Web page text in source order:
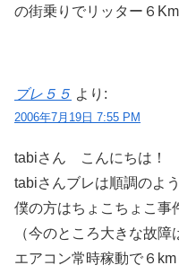
の街乗りでリッター６Km
ブレ５５ より:
2006年7月19日 7:55 PM
tabiさん こんにちは！
tabiさんブレは順調のよ
僕の方はちょこちょこ事
（今のところ大きな故障
エアコン常時稼動で６